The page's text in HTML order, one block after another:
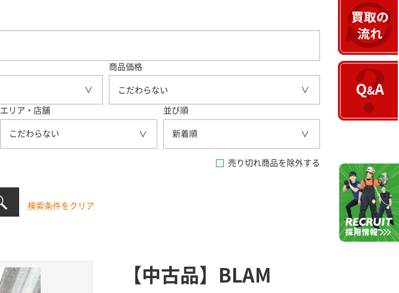
商品価格
こだわらない
エリア・店舗
こだわらない
並び順
新着順
売り切れ商品を除外する
検索条件をクリア
【中古品】BLAM